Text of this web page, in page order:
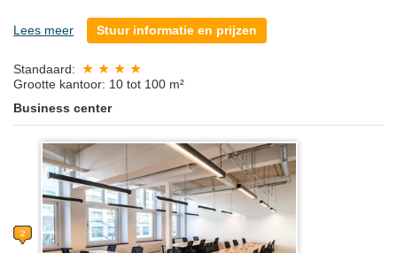
Lees meer Stuur informatie en prijzen
Standaard:
Grootte kantoor: 10 tot 100 m²
Business center